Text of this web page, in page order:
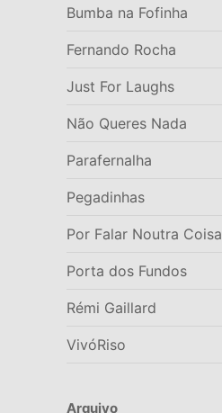
Bumba na Fofinha
Fernando Rocha
Just For Laughs
Não Queres Nada
Parafernalha
Pegadinhas
Por Falar Noutra Coisa
Porta dos Fundos
Rémi Gaillard
VivóRiso
Arquivo